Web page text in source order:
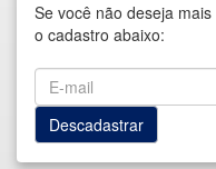
Se você não deseja
o cadastro abaixo: